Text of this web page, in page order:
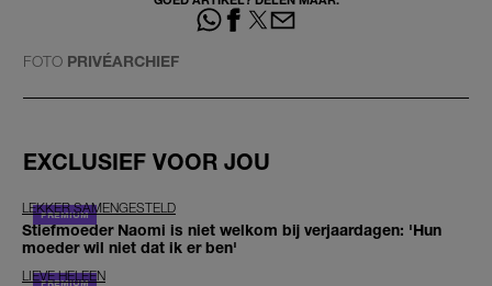
FOTO PRIVÉARCHIEF
EXCLUSIEF VOOR JOU
LEKKER SAMENGESTELD
Stiefmoeder Naomi is niet welkom bij verjaardagen: 'Hun
moeder wil niet dat ik er ben'
LIEVE HELEEN